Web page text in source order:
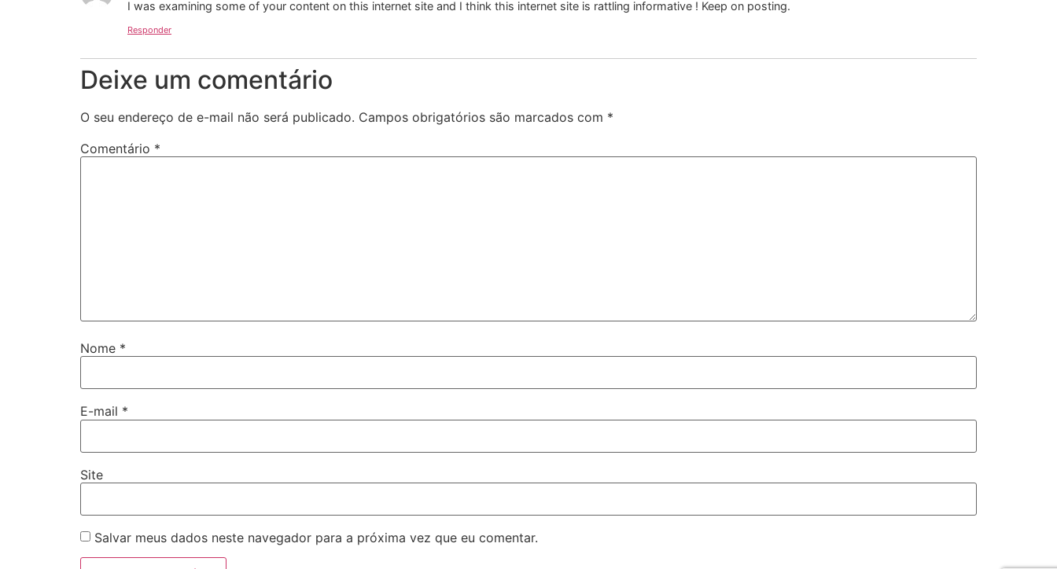
I was examining some of your content on this internet site and I think this internet site is rattling informative ! Keep on posting.
Responder
Deixe um comentário
O seu endereço de e-mail não será publicado. Campos obrigatórios são marcados com *
Comentário *
Nome *
E-mail *
Site
Salvar meus dados neste navegador para a próxima vez que eu comentar.